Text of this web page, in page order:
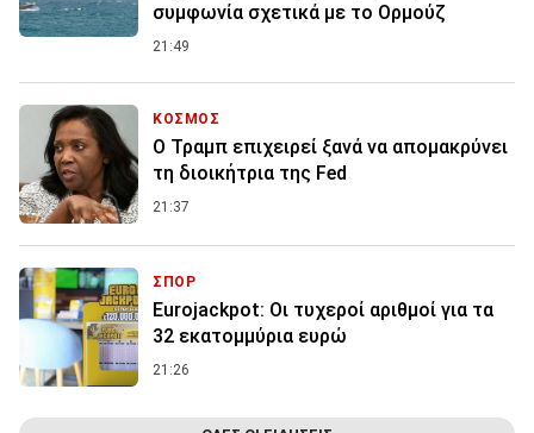
συμφωνία σχετικά με το Ορμούζ
21:49
ΚΟΣΜΟΣ
Ο Τραμπ επιχειρεί ξανά να απομακρύνει
τη διοικήτρια της Fed
21:37
ΣΠΟΡ
Eurojackpot: Οι τυχεροί αριθμοί για τα
32 εκατoμμύρια ευρώ
21:26